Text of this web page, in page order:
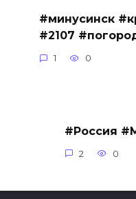
#минусинск
#2107
1 0
#Россия
2 0